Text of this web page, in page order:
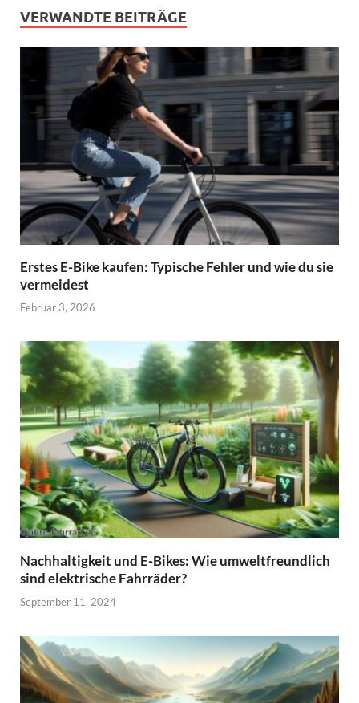
VERWANDTE BEITRÄGE
Erstes E-Bike kaufen: Typische Fehler und wie du sie
vermeidest
Februar 3, 2026
Nachhaltigkeit und E-Bikes: Wie umweltfreundlich
sind elektrische Fahrräder?
September 11, 2024